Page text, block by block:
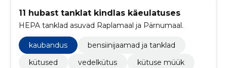
11 hubast tanklat kindlas käeulatuses
HEPA tanklad asuvad Raplamaal ja Pärnumaal.
kaubandus
bensiinijaamad ja tanklad
kütused
vedelkütus
kütuse müük